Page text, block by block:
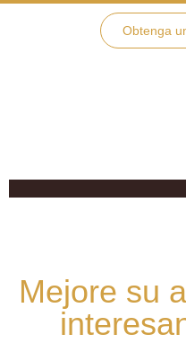
Obtenga
Mejore su